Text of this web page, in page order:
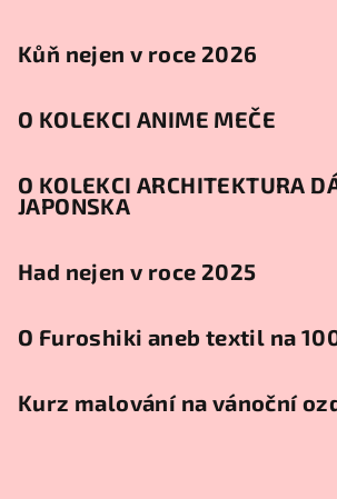
Kůň nejen v roce 2026
O KOLEKCI ANIME MEČE
O KOLEKCI ARCHITEKTURA
JAPONSKA
Had nejen v roce 2025
O Furoshiki aneb textil na
Kurz malování na vánoční